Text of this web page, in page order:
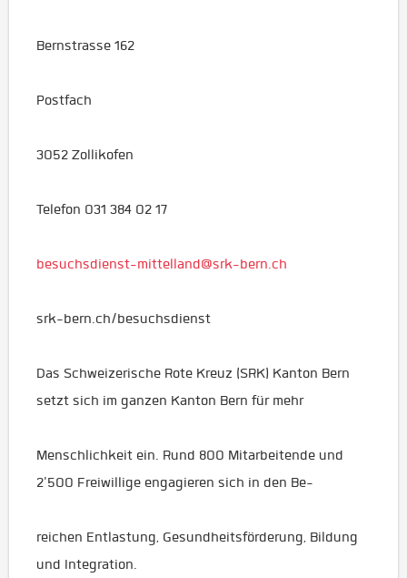
Bernstrasse 162
Postfach
3052 Zollikofen
Telefon 031 384 02 17
besuchsdienst-mittelland@srk-bern.ch
srk-bern.ch/besuchsdienst
Das Schweizerische Rote Kreuz (SRK) Kanton Bern
setzt sich im ganzen Kanton Bern für mehr
Menschlichkeit ein. Rund 800 Mitarbeitende und
2'500 Freiwillige engagieren sich in den Be-
reichen Entlastung, Gesundheitsförderung, Bildung
und Integration.